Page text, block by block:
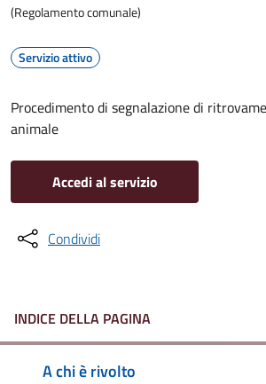
(Regolamento comunale)
Servizio attivo
Procedimento di segnalazione di
animale
Accedi al servizio
Condividi
INDICE DELLA PAGINA
A chi è rivolto